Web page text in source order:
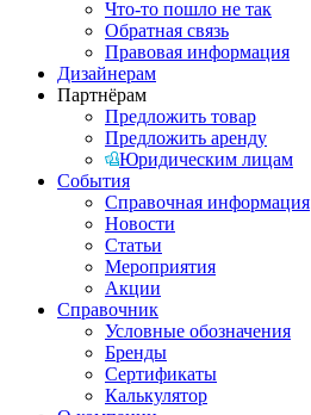
Что-то пошло не так
Обратная связь
Правовая информация
Дизайнерам
Партнёрам
Предложить товар
Предложить аренду
Юридическим лицам
События
Справочная информация
Новости
Статьи
Мероприятия
Акции
Справочник
Условные обозначения
Бренды
Сертификаты
Калькулятор